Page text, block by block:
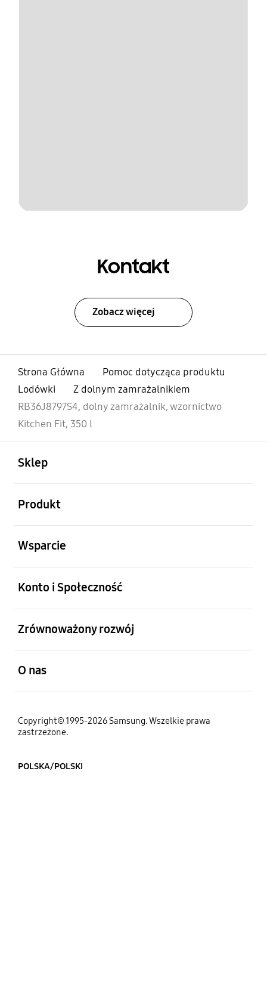
Kontakt
Zobacz więcej
Strona Główna
Pomoc dotycząca produktu
Lodówki
Z dolnym zamrażalnikiem
RB36J8797S4, dolny zamrażalnik, wzornictwo
Kitchen Fit, 350 l
Sklep
Produkt
Wsparcie
Konto i Społeczność
Zrównoważony rozwój
O nas
Copyright© 1995-2026 Samsung. Wszelkie prawa
zastrzeżone.
POLSKA/POLSKI